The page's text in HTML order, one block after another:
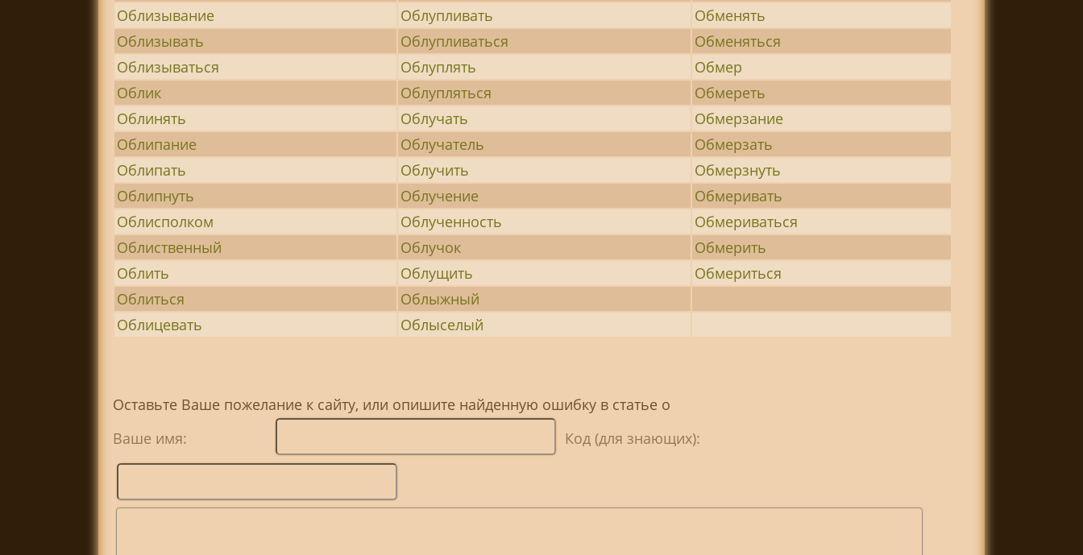
Облизывание
Облупливать
Обменять
Облизывать
Облупливаться
Обменяться
Облизываться
Облуплять
Обмер
Облик
Облупляться
Обмереть
Облинять
Облучать
Обмерзание
Облипание
Облучатель
Обмерзать
Облипать
Облучить
Обмерзнуть
Облипнуть
Облучение
Обмеривать
Облисполком
Облученность
Обмериваться
Облиственный
Облучок
Обмерить
Облить
Облущить
Обмериться
Облиться
Облыжный
Облицевать
Облыселый
Оставьте Ваше пожелание к сайту, или опишите найденную ошибку в статье о
Ваше имя:
Код (для знающих):